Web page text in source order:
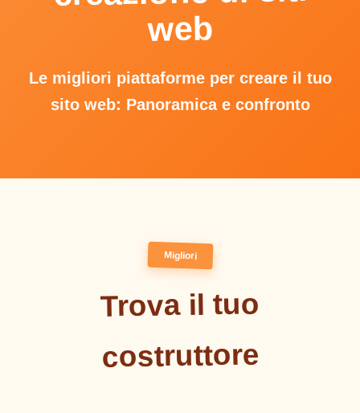
web
Le migliori piattaforme per creare il tuo
sito web: Panoramica e confronto
Migliori
Trova il tuo
costruttore